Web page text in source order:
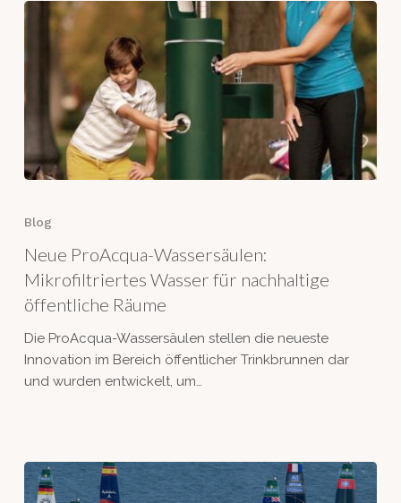
Wassersäulen:
Mikrofiltriertes
Wasser
für
öffentliche
Räume
Blog
Neue ProAcqua-Wassersäulen:
Mikrofiltriertes Wasser für nachhaltige
öffentliche Räume
Die ProAcqua-Wassersäulen stellen die neueste
Innovation im Bereich öffentlicher Trinkbrunnen dar
und wurden entwickelt, um…